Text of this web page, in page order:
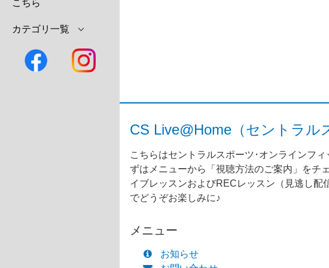
こちら
カテゴリ一覧
CS Live@Home（セントラル
こちらはセントラルスポーツ･オンラインフ
ずはメニューから「視聴方法のご案内」をチ
イブレッスンおよびRECレッスン（見逃し
でどうぞお楽しみに♪
メニュー
お知らせ